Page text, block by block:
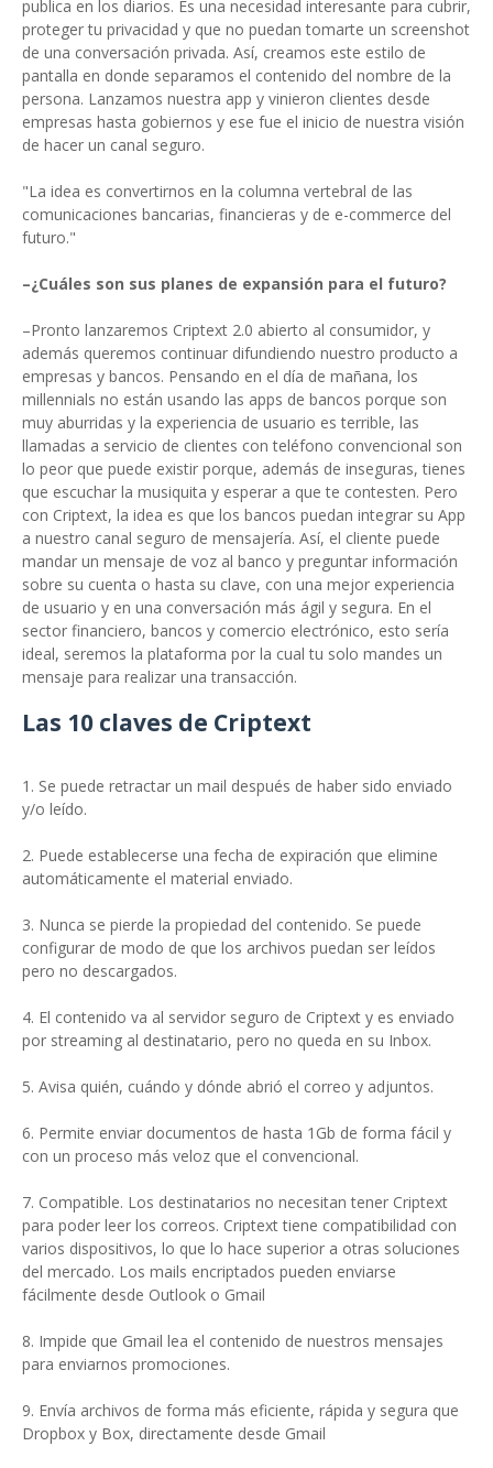
publica en los diarios. Es una necesidad interesante para cubrir,
proteger tu privacidad y que no puedan tomarte un screenshot
de una conversación privada. Así, creamos este estilo de
pantalla en donde separamos el contenido del nombre de la
persona. Lanzamos nuestra app y vinieron clientes desde
empresas hasta gobiernos y ese fue el inicio de nuestra visión
de hacer un canal seguro.
"La idea es convertirnos en la columna vertebral de las
comunicaciones bancarias, financieras y de e-commerce del
futuro."
–¿Cuáles son sus planes de expansión para el futuro?
–Pronto lanzaremos Criptext 2.0 abierto al consumidor, y
además queremos continuar difundiendo nuestro producto a
empresas y bancos. Pensando en el día de mañana, los
millennials no están usando las apps de bancos porque son
muy aburridas y la experiencia de usuario es terrible, las
llamadas a servicio de clientes con teléfono convencional son
lo peor que puede existir porque, además de inseguras, tienes
que escuchar la musiquita y esperar a que te contesten. Pero
con Criptext, la idea es que los bancos puedan integrar su App
a nuestro canal seguro de mensajería. Así, el cliente puede
mandar un mensaje de voz al banco y preguntar información
sobre su cuenta o hasta su clave, con una mejor experiencia
de usuario y en una conversación más ágil y segura. En el
sector financiero, bancos y comercio electrónico, esto sería
ideal, seremos la plataforma por la cual tu solo mandes un
mensaje para realizar una transacción.
Las 10 claves de Criptext
1. Se puede retractar un mail después de haber sido enviado
y/o leído.
2. Puede establecerse una fecha de expiración que elimine
automáticamente el material enviado.
3. Nunca se pierde la propiedad del contenido. Se puede
configurar de modo de que los archivos puedan ser leídos
pero no descargados.
4. El contenido va al servidor seguro de Criptext y es enviado
por streaming al destinatario, pero no queda en su Inbox.
5. Avisa quién, cuándo y dónde abrió el correo y adjuntos.
6. Permite enviar documentos de hasta 1Gb de forma fácil y
con un proceso más veloz que el convencional.
7. Compatible. Los destinatarios no necesitan tener Criptext
para poder leer los correos. Criptext tiene compatibilidad con
varios dispositivos, lo que lo hace superior a otras soluciones
del mercado. Los mails encriptados pueden enviarse
fácilmente desde Outlook o Gmail
8. Impide que Gmail lea el contenido de nuestros mensajes
para enviarnos promociones.
9. Envía archivos de forma más eficiente, rápida y segura que
Dropbox y Box, directamente desde Gmail